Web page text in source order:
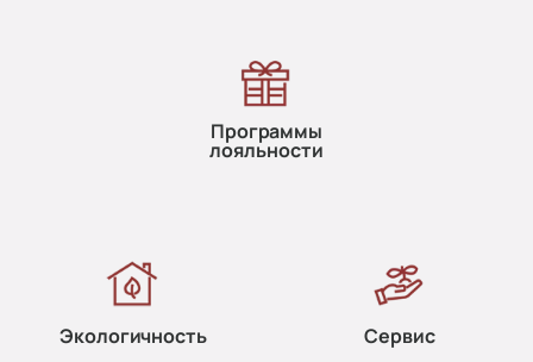
Программы
лояльности
Экологичность Сервис